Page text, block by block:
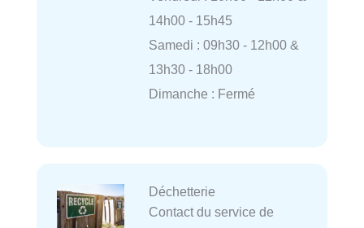
14h00 - 15h45
Samedi : 09h30 - 12h00 &
13h30 - 18h00
Dimanche : Fermé
Déchetterie
Contact du service de